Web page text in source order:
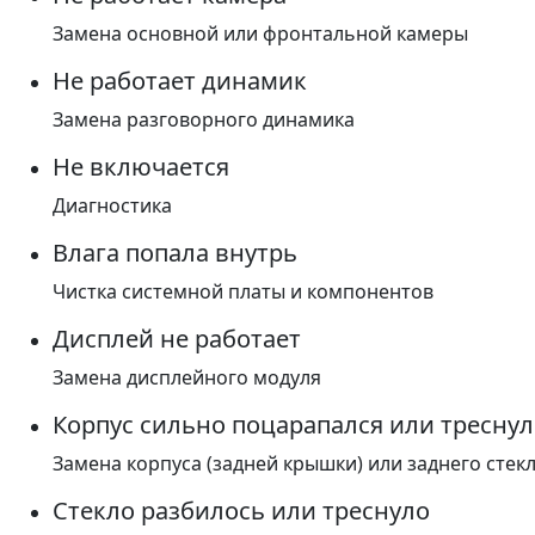
Замена основной или фронтальной камеры
Не работает динамик
Замена разговорного динамика
Не включается
Диагностика
Влага попала внутрь
Чистка системной платы и компонентов
Дисплей не работает
Замена дисплейного модуля
Корпус сильно поцарапался или треснул
Замена корпуса (задней крышки) или заднего
Стекло разбилось или треснуло